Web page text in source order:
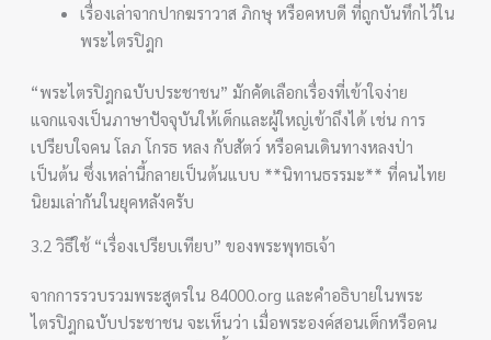
เรื่องเล่าจากปากฆราวาส ภิกษุ หรือคหบดี ที่ถูกบันทึกไว้ใน
พระไตรปิฎก
“พระไตรปิฎกฉบับประชาชน” มักคัดเลือกเรื่องที่เข้าใจง่าย
แจกแจงเป็นภาษาปัจจุบันให้เด็กและผู้ใหญ่เข้าถึงได้ เช่น การ
เปรียบใจคน โลภ โกรธ หลง กับสัตว์ หรือคนเดินทางหลงป่า
เป็นต้น ซึ่งเหล่านี้กลายเป็นต้นแบบ **นิทานธรรมะ** ที่คนไทย
นิยมเล่ากันในยุคหลังครับ
3.2 วิธีใช้ “เรื่องเปรียบเทียบ” ของพระพุทธเจ้า
จากการรวบรวมพระสูตรใน 84000.org และคำอธิบายในพระ
ไตรปิฎกฉบับประชาชน จะเห็นว่า เมื่อพระองค์สอนเด็กหรือคน